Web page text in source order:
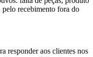
recebimento fora do
responder aos clientes nos